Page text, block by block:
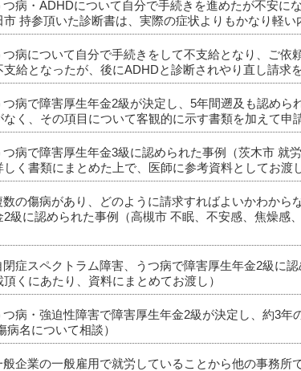
つ病・ADHDについて自分で手続きを進めたが不安に
持参頂いた診断書は、実際の症状よりもかなり軽い
つ病について自分で手続きをして不支給となり、ご依
給となったが、後にADHDと診断されやり直し請求を
つ病で障害厚生年金2級が決定し、5年間遡及も認め
く、その項目について客観的に示す書類を加えて申請
つ病で障害厚生年金3級に認められた事例（茨木市 就
く書類にまとめた上で、医師に参考資料としてお渡し
数の傷病があり、どのように請求すればよいかわから
2級に認められた事例（高槻市 不眠、不安感、焦燥感
閉症スペクトラム障害、うつ病で障害厚生年金2級に
くにあたり、資料にまとめてお渡し）
つ病・強迫性障害で障害厚生年金2級が決定し、約3
病名について相談）
般企業の一般雇用で就労していることから他の事務所